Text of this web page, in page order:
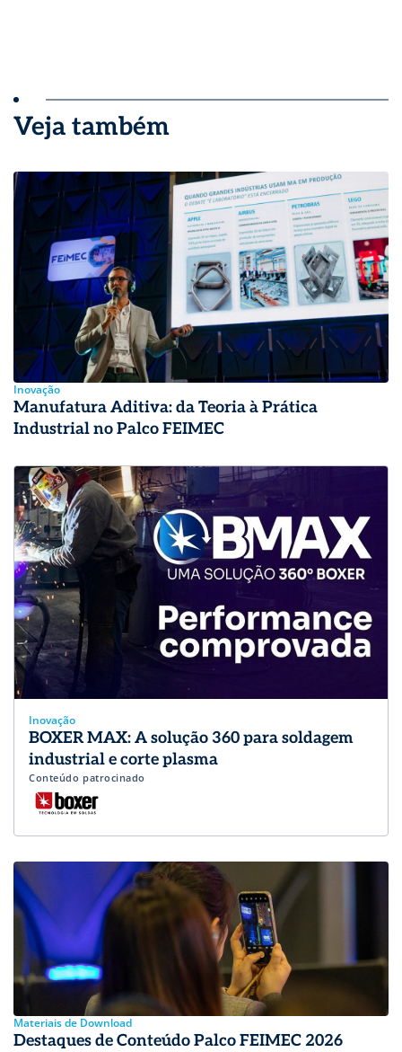
Veja também
Inovação
Manufatura Aditiva: da Teoria à Prática
Industrial no Palco FEIMEC
Inovação
BOXER MAX: A solução 360 para soldagem
industrial e corte plasma
Conteúdo patrocinado
Materiais de Download
Destaques de Conteúdo Palco FEIMEC 2026